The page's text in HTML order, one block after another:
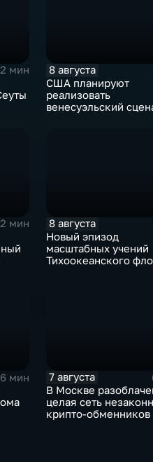
2 мин
8 августа
США планируют
реализовать
венесуэльский
2 мин
8 августа
Новый эпизод
масштабных учений
Тихоокеанского
6 мин
7 августа
В Москве
целая сеть
крипто-обменников